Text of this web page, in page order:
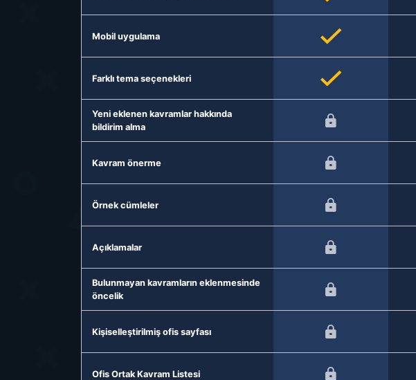
Mobil uygulama
Farklı tema seçenekleri
Yeni eklenen kavramlar hakkında
bildirim alma
Kavram önerme
Örnek cümleler
Açıklamalar
Bulunmayan kavramların eklenmesinde
öncelik
Kişiselleştirilmiş ofis sayfası
Ofis Ortak Kavram Listesi